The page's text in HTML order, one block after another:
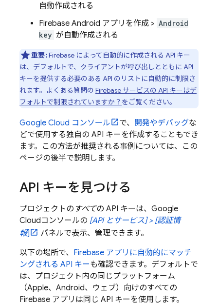
自動作成される
Firebase Android アプリを作成 > Android
key が自動作成される
重要:Firebase によって自動的に作成される API キー
は、デフォルトで、クライアントが呼び出しとともに API
キーを提供する必要のある API のリストに自動的に制限さ
れます。よくある質問の Firebase サービスの API キーはデ
フォルトで制限されていますか？ をご覧ください。
Google Cloud コンソール で、 開発やデバッグな
どで使用する独自の API キーを作成することもでき
ます。この方法が推奨される事例については、この
ページの後半で説明します。
API キーを見つける
プロジェクトの すべての API キーは、 Google
Cloudコンソールの [API とサービス] > [認証情
報]
パネルで表示、管理できます。
以下の場所で、 Firebase アプリに自動的にマッチ
ングされる API キーも確認できます。デフォルトで
は、プロジェクト内の同じプラットフォーム
（Apple、Android、ウェブ）向けのすべての
Firebase アプリは同じ API キーを使用します。